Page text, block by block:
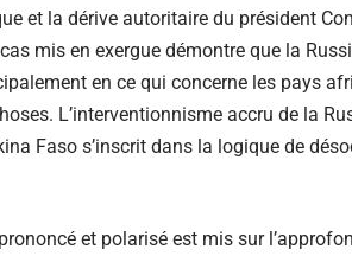
et la dérive autoritaire du président
mis en exergue démontre que la
en ce qui concerne les pays
L’interventionnisme accru de la
Faso s’inscrit dans la logique de
et polarisé est mis sur